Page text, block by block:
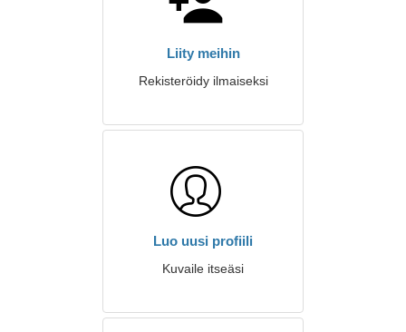
Liity meihin
Rekisteröidy ilmaiseksi
Luo uusi profiili
Kuvaile itseäsi